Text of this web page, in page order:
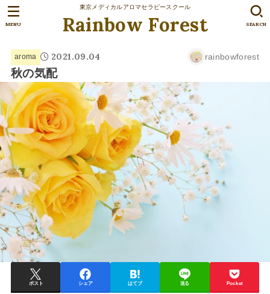
東京メディカルアロマセラピースクール
Rainbow Forest SEARCH
MENU
aroma 2021.09.04 rainbowforest
秋の気配
ポスト シェア はてブ 送る Pocket